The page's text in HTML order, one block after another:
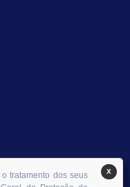
X
tratamento dos seus